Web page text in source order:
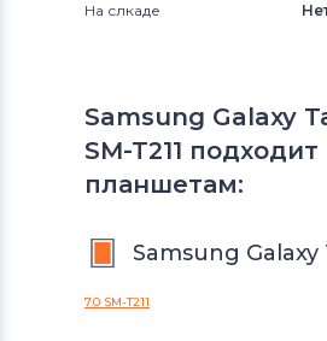
На слкаде
Samsung Galaxy
SM-T211 подходит
планшетам:
Samsung Galaxy
7.0 SM-T211